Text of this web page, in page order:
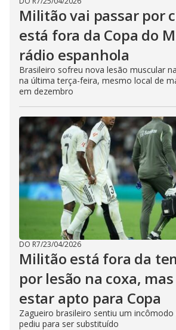
Militão vai passar por
está fora da Copa do
rádio espanhola
Brasileiro sofreu nova lesão muscular
na última terça-feira, mesmo local de
em dezembro
DO R7/23/04/2026
Militão está fora da
por lesão na coxa,
estar apto para Copa
Zagueiro brasileiro sentiu um
pediu para ser substituído